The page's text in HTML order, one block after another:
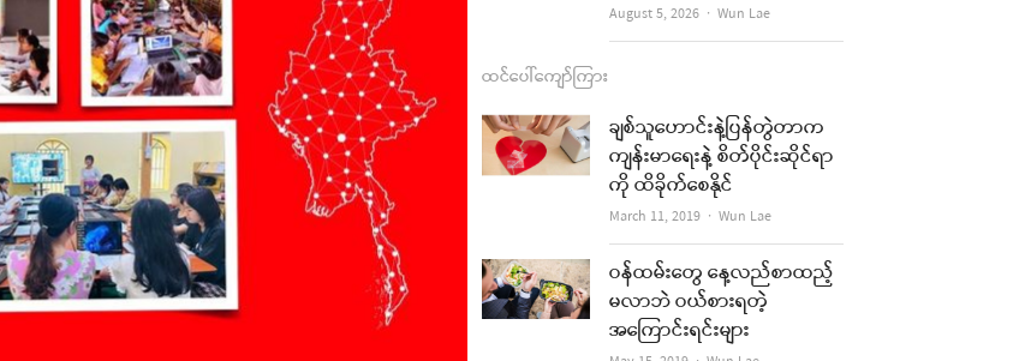
August 5, 2026 Author
Wun Lae
ထင်ပေါ်ကျော်ကြား
ချစ်သူဟောင်းနဲ့ပြန်တွဲတာက
ကျန်းမာရေးနဲ့ စိတ်ပိုင်းဆိုင်ရာ
ကို ထိခိုက်စေနိုင်
March 11, 2019 Author
Wun Lae
ဝန်ထမ်းတွေ နေ့လည်စာထည့်
မလာဘဲ ဝယ်စားရတဲ့
အကြောင်းရင်းများ